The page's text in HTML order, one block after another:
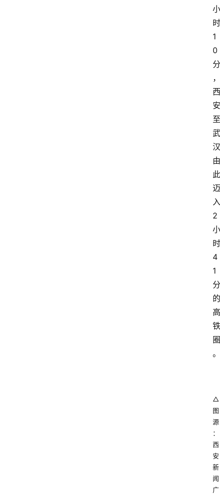
小
时
1
0
分
，
西
安
至
武
汉
由
此
迈
入
2
小
时
4
1
分
的
高
铁
圈
。
△
图
源
：
西
安
新
闻
广